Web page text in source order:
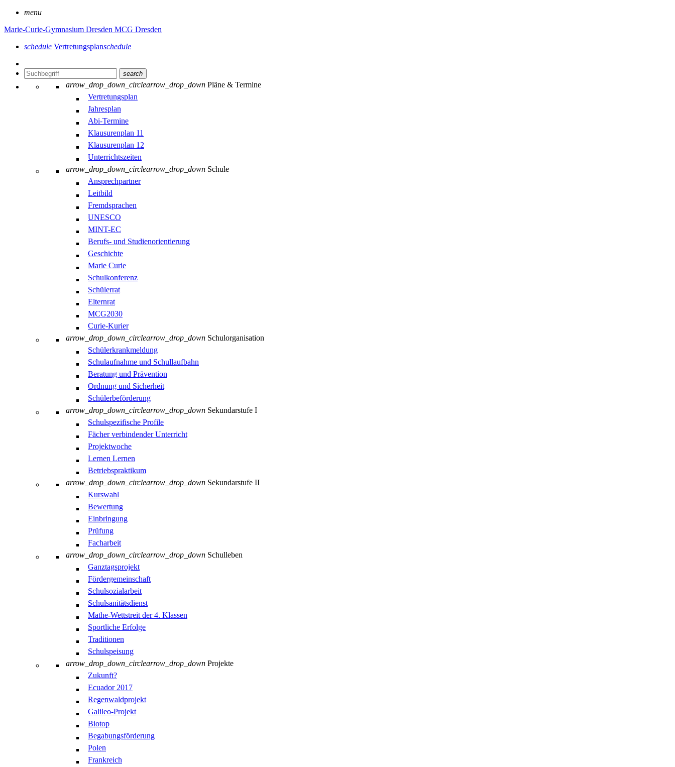
menu
Marie-Curie-Gymnasium Dresden MCG Dresden
schedule Vertretungsplanschedule
search
arrow_drop_down_circlearrow_drop_down Pläne & Termine
Vertretungsplan
Jahresplan
Abi-Termine
Klausurenplan 11
Klausurenplan 12
Unterrichtszeiten
arrow_drop_down_circlearrow_drop_down Schule
Ansprechpartner
Leitbild
Fremdsprachen
UNESCO
MINT-EC
Berufs- und Studienorientierung
Geschichte
Marie Curie
Schulkonferenz
Schülerrat
Elternrat
MCG2030
Curie-Kurier
arrow_drop_down_circlearrow_drop_down Schulorganisation
Schülerkrankmeldung
Schulaufnahme und Schullaufbahn
Beratung und Prävention
Ordnung und Sicherheit
Schülerbeförderung
arrow_drop_down_circlearrow_drop_down Sekundarstufe I
Schulspezifische Profile
Fächer verbindender Unterricht
Projektwoche
Lernen Lernen
Betriebspraktikum
arrow_drop_down_circlearrow_drop_down Sekundarstufe II
Kurswahl
Bewertung
Einbringung
Prüfung
Facharbeit
arrow_drop_down_circlearrow_drop_down Schulleben
Ganztagsprojekt
Fördergemeinschaft
Schulsozialarbeit
Schulsanitätsdienst
Mathe-Wettstreit der 4. Klassen
Sportliche Erfolge
Traditionen
Schulspeisung
arrow_drop_down_circlearrow_drop_down Projekte
Zukunft?
Ecuador 2017
Regenwaldprojekt
Galileo-Projekt
Biotop
Begabungsförderung
Polen
Frankreich